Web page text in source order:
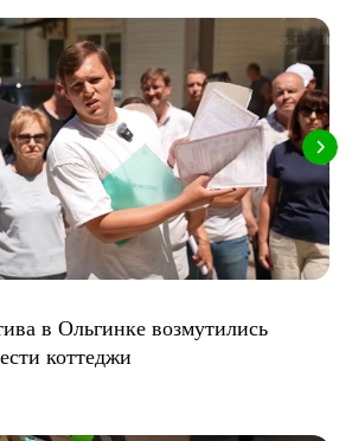
в Ольгинке возмутились
коттеджи